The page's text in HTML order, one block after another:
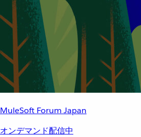
MuleSoft Forum Japan
オンデマンド配信中